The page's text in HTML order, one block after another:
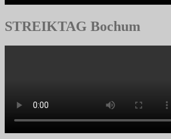
STREIKTAG Bochum